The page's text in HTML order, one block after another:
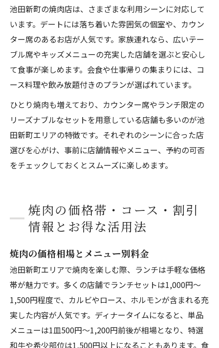
池田新町の焼肉店は、さまざまな利用シーンに対応して
います。デートには落ち着いた雰囲気の個室や、カウン
ター席のあるお店が人気です。家族連れなら、広いテー
ブル席やキッズメニューの充実した店舗を選ぶと安心し
て食事が楽しめます。会食や仕事帰りの集まりには、コ
ース料理や飲み放題付きのプランが選ばれています。
ひとり焼肉も増えており、カウンター席やランチ限定の
リーズナブルなセットを用意している店舗も多いのが池
田新町エリアの特徴です。それぞれのシーンに合った店
選びを心がけ、事前に店舗情報やメニュー、予約の可否
をチェックしておくとスムーズに楽しめます。
焼肉の価格帯・コース・割引
情報とお得な活用法
焼肉の価格相場とメニュー別料金
池田新町エリアで焼肉を楽しむ際、ランチは手軽な価格
帯が魅力です。多くの店舗でランチセットは1,000円～
1,500円程度で、カルビやロース、ホルモンが含まれる充
実した内容が人気です。ディナータイムになると、単品
メニューは1皿500円～1,200円前後が相場となり、特選
和牛や希少部位は1,500円以上になることもあります。食